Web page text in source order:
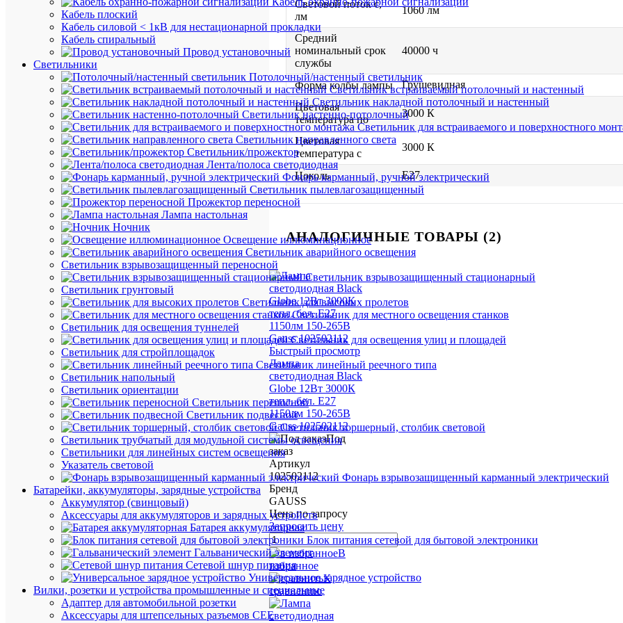
Кабель плоский
Кабель силовой < 1кВ для нестационарной прокладки
Кабель спиральный
Провод установочный
Светильники
Потолочный/настенный светильник
Светильник встраиваемый потолочный и настенный
Светильник накладной потолочный и настенный
Светильник настенно-потолочный
Светильник для встраиваемого и поверхностного
Светильник направленного света
Светильник/прожектор
Лента/полоса светодиодная
Фонарь карманный, ручной электрический
Светильник пылевлагозащищенный
Прожектор переносной
Лампа настольная
Ночник
Освещение иллюминационное
Светильник аварийного освещения
Светильник взрывозащищенный переносной
Светильник взрывозащищенный стационарный
Светильник грунтовый
Светильник для высоких пролетов
Светильник для местного освещения станков
Светильник для освещения туннелей
Светильник для освещения улиц и площадей
Светильник для стройплощадок
Светильник линейный реечного типа
Светильник напольный
Светильник ориентации
Светильник переносной
Светильник подвесной
Светильник торшерный, столбик световой
Светильник трубчатый для модульной системы освещения
Светильники для линейных систем освещения
Указатель световой
Фонарь взрывозащищенный карманный электрический
Батарейки, аккумуляторы, зарядные устройства
Аккумулятор (свинцовый)
Аксессуары для аккумуляторов и зарядных устройств
Батарея аккумуляторная
Блок питания сетевой для бытовой электроники
Гальванический элемент
Сетевой шнур питания
Универсальное зарядное устройство
Вилки, розетки и устройства промышленные и специальные
Адаптер для автомобильной розетки
Аксессуары для штепсельных разъемов CEE
Световой поток с,
лм
1060 лм
Средний
номинальный срок
службы
40000 ч
Форма колбы лампы
Грушевидная
Цветовая
температура по
3000 К
Цветовая
температура с
3000 К
Цоколь E27
АНАЛОГИЧНЫЕ ТОВАРЫ (2)
Быстрый просмотр
Лампа
светодиодная Black
Globe 12Вт 3000К
тепл. бел. E27
1150лм 150-265В
Gauss 102502112
Под
заказ
Артикул
102502112
Бренд
GAUSS
Цена по запросу
Запросить цену
В
избранное
К
сравнению